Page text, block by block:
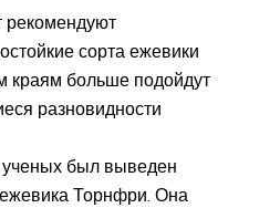
рекомендуют
сорта ежевики
краям больше подойдут
разновидности
был выведен
Торнфри. Она